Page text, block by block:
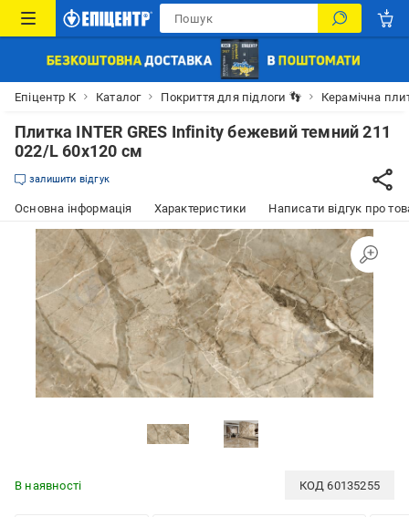
Епіцентр К Каталог Покриття для підлоги 👣 Керамічна
Плитка INTER GRES Infinity бежевий темний 211
022/L 60x120 см
залишити відгук
Основна інформація Характеристики Написати відгук про
В наявності КОД60135255